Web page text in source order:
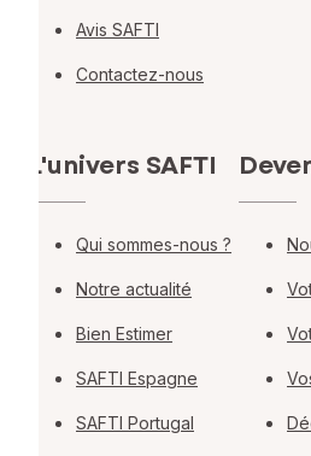
Avis SAFTI
Contactez-nous
L'univers SAFTI
Qui sommes-nous ?
Notre actualité
Bien Estimer
SAFTI Espagne
SAFTI Portugal